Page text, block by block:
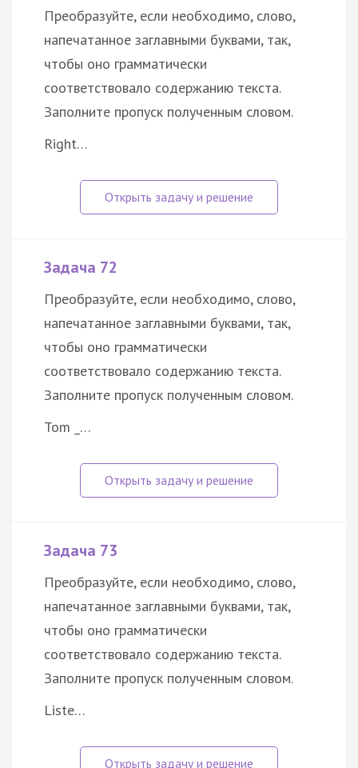
Преобразуйте, если необходимо, слово,
напечатанное заглавными буквами, так,
чтобы оно грамматически
соответствовало содержанию текста.
Заполните пропуск полученным словом.
Right…
Задача 72
Преобразуйте, если необходимо, слово,
напечатанное заглавными буквами, так,
чтобы оно грамматически
соответствовало содержанию текста.
Заполните пропуск полученным словом.
Tom _…
Задача 73
Преобразуйте, если необходимо, слово,
напечатанное заглавными буквами, так,
чтобы оно грамматически
соответствовало содержанию текста.
Заполните пропуск полученным словом.
Liste…